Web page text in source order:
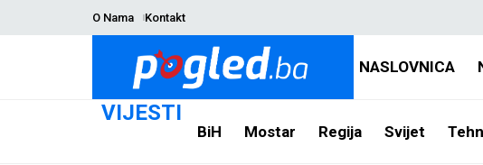
O Nama Kontakt
NASLOVNICA
VIJESTI
BiH Mostar Regija Svijet